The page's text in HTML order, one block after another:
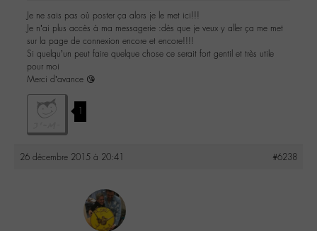
Je ne sais pas où poster ça alors je le met ici!!!
Je n’ai plus accès à ma messagerie :dès que je veux y aller ça me met
sur la page de connexion encore et encore!!!!
Si quelqu’un peut faire quelque chose ce serait fort gentil et très utile
pour moi
Merci d’avance 😘
1
26 décembre 2015 à 20:41 #6238